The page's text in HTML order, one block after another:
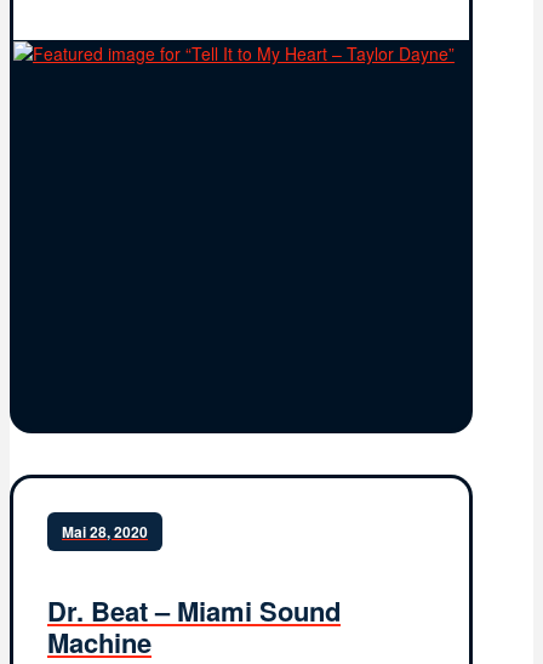
Mai 28, 2020
Dr. Beat – Miami Sound
Machine